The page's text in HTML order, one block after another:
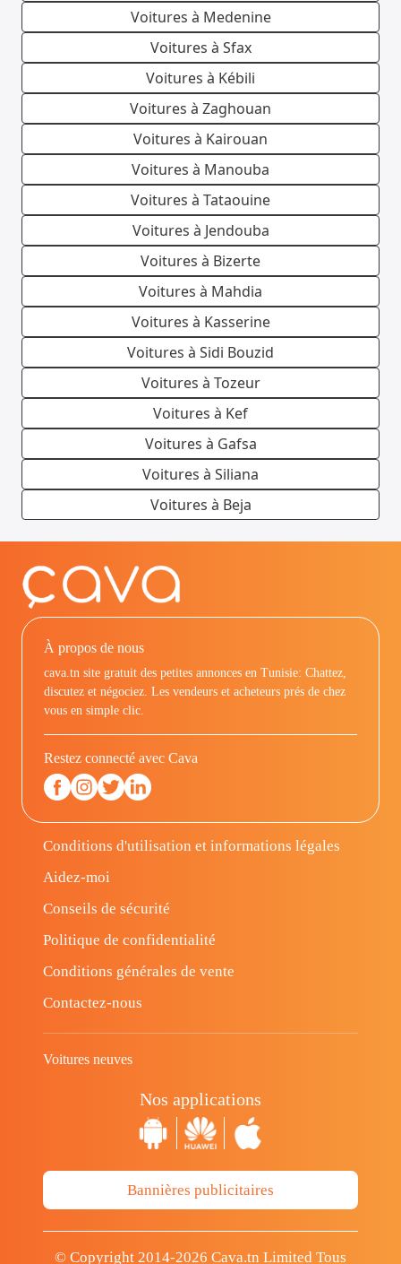
Voitures à Medenine
Voitures à Sfax
Voitures à Kébili
Voitures à Zaghouan
Voitures à Kairouan
Voitures à Manouba
Voitures à Tataouine
Voitures à Jendouba
Voitures à Bizerte
Voitures à Mahdia
Voitures à Kasserine
Voitures à Sidi Bouzid
Voitures à Tozeur
Voitures à Kef
Voitures à Gafsa
Voitures à Siliana
Voitures à Beja
À propos de nous
cava.tn site gratuit des petites annonces en Tunisie: Chattez,
discutez et négociez. Les vendeurs et acheteurs prés de chez
vous en simple clic.
Restez connecté avec Cava
Conditions d'utilisation et informations légales
Aidez-moi
Conseils de sécurité
Politique de confidentialité
Conditions générales de vente
Contactez-nous
Voitures neuves
Nos applications
Bannières publicitaires
© Copyright 2014-2026 Cava.tn Limited Tous